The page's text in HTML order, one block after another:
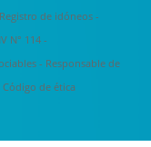
Registro de idóneos -
N° 114 -
- Responsable de
Código de ética